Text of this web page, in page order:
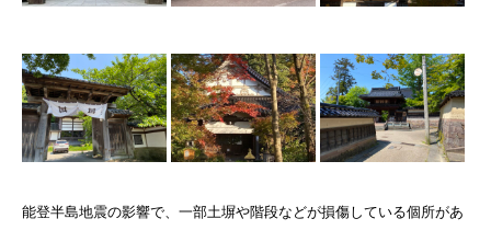
能登半島地震の影響で、一部土塀や階段などが損傷している個所があ